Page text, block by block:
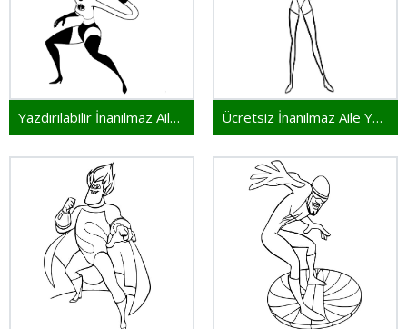
Yazdırılabilir İnanılmaz Aile Çocuklar İçin Ücretsiz İnanılmaz Aile Yazdırılabilir